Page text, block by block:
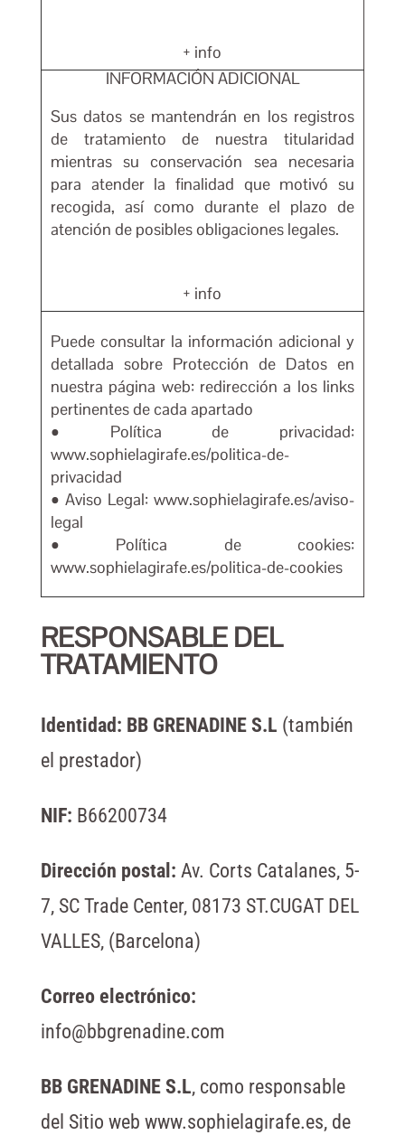
+ info
INFORMACIÓN ADICIONAL
Sus datos se mantendrán en los registros
de tratamiento de nuestra titularidad
mientras su conservación sea necesaria
para atender la finalidad que motivó su
recogida, así como durante el plazo de
atención de posibles obligaciones legales.
+ info
Puede consultar la información adicional y
detallada sobre Protección de Datos en
nuestra página web: redirección a los links
pertinentes de cada apartado
• Política de privacidad:
www.sophielagirafe.es/politica-de-
privacidad
• Aviso Legal:www.sophielagirafe.es/aviso-
legal
• Política de cookies:
www.sophielagirafe.es/politica-de-cookies
RESPONSABLE DEL
TRATAMIENTO
Identidad: BB GRENADINE S.L (también
el prestador)
NIF: B66200734
Dirección postal: Av. Corts Catalanes, 5-
7, SC Trade Center, 08173 ST.CUGAT DEL
VALLES, (Barcelona)
Correo electrónico:
info@bbgrenadine.com
BB GRENADINE S.L, como responsable
del Sitio web www.sophielagirafe.es, de